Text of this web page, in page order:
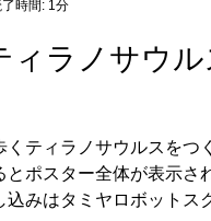
ィラノサウ
くティラノサウルスをつ
とポスター全体が表示さ
込みはタミヤロボットス
時間: 1分